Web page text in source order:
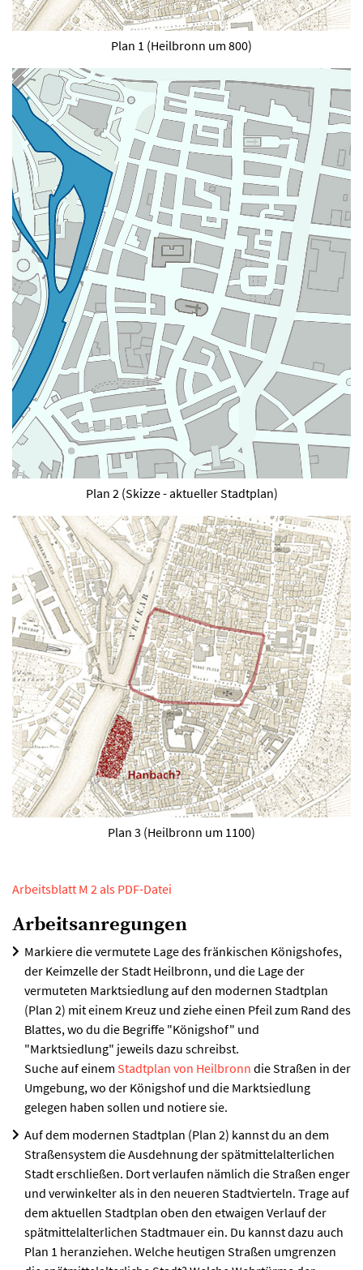
Plan 1 (Heilbronn um 800)
Plan 2 (Skizze - aktueller Stadtplan)
Plan 3 (Heilbronn um 1100)
Arbeitsblatt M 2 als PDF-Datei
Arbeitsanregungen
Markiere die vermutete Lage des fränkischen Königshofes,
der Keimzelle der Stadt Heilbronn, und die Lage der
vermuteten Marktsiedlung auf den modernen Stadtplan
(Plan 2) mit einem Kreuz und ziehe einen Pfeil zum Rand des
Blattes, wo du die Begriffe "Königshof" und
"Marktsiedlung" jeweils dazu schreibst.
Suche auf einem Stadtplan von Heilbronn die Straßen in der
Umgebung, wo der Königshof und die Marktsiedlung
gelegen haben sollen und notiere sie.
Auf dem modernen Stadtplan (Plan 2) kannst du an dem
Straßensystem die Ausdehnung der spätmittelalterlichen
Stadt erschließen. Dort verlaufen nämlich die Straßen enger
und verwinkelter als in den neueren Stadtvierteln. Trage auf
dem aktuellen Stadtplan oben den etwaigen Verlauf der
spätmittelalterlichen Stadtmauer ein. Du kannst dazu auch
Plan 1 heranziehen. Welche heutigen Straßen umgrenzen